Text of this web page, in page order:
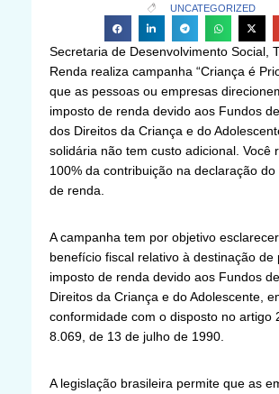
UNCATEGORIZED
Secretaria de Desenvolvimento Social,
Renda realiza campanha “Criança é
que as pessoas ou empresas
imposto de renda devido aos Fundos
dos Direitos da Criança e do
solidária não tem custo adicional. Você
100% da contribuição na declaração
de renda.
A campanha tem por objetivo
benefício fiscal relativo à destinação de
imposto de renda devido aos Fundos
Direitos da Criança e do Adolescente,
conformidade com o disposto no artigo
8.069, de 13 de julho de 1990.
A legislação brasileira permite que as